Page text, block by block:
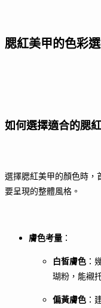
腮紅美甲的色彩
如何選擇適合的腮
選擇腮紅美甲的顏色時，
要呈現的整體風格。
膚色考量 ：
白皙膚色 ：
瑚粉，能襯
偏黃膚色 ：